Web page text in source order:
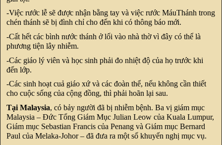
-Việc rước lễ sẽ được nhận bằng tay và việc rước MáuThánh trong
chén thánh sẽ bị đình chỉ cho đến khi có thông báo mới.
-Cất hết các bình nước thánh ở lối vào nhà thờ vì đây có thể là
phương tiện lây nhiễm.
-Các giáo lý viên và học sinh phải đo nhiệt độ của họ trước khi
đến lớp.
-Các sinh hoạt cuả giáo xứ và các đoàn thể, nếu không cần thiết
cho cuộc sống của cộng đồng, thì phải hoãn lại sau.
Tại Malaysia, có bảy người đã bị nhiễm bệnh. Ba vị giám mục
Malaysia – Đức Tổng Giám Mục Julian Leow của Kuala Lumpur,
Giám mục Sebastian Francis của Penang và Giám mục Bernard
Paul của Melaka-Johor – đã đưa ra một số khuyến nghị mục vụ.